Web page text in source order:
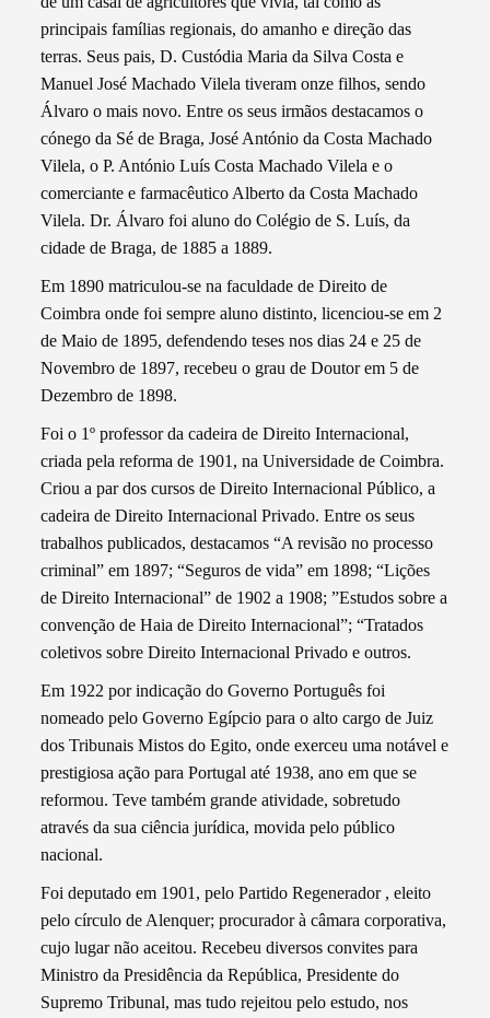
principais famílias regionais, do amanho e direção das
terras. Seus pais, D. Custódia Maria da Silva Costa e
Manuel José Machado Vilela tiveram onze filhos, sendo
Álvaro o mais novo. Entre os seus irmãos destacamos o
cónego da Sé de Braga, José António da Costa Machado
Vilela, o P. António Luís Costa Machado Vilela e o
comerciante e farmacêutico Alberto da Costa Machado
Vilela. Dr. Álvaro foi aluno do Colégio de S. Luís, da
cidade de Braga, de 1885 a 1889.
Em 1890 matriculou-se na faculdade de Direito de
Coimbra onde foi sempre aluno distinto, licenciou-se em 2
de Maio de 1895, defendendo teses nos dias 24 e 25 de
Novembro de 1897, recebeu o grau de Doutor em 5 de
Dezembro de 1898.
Foi o 1º professor da cadeira de Direito Internacional,
criada pela reforma de 1901, na Universidade de Coimbra.
Criou a par dos cursos de Direito Internacional Público, a
cadeira de Direito Internacional Privado. Entre os seus
trabalhos publicados, destacamos “A revisão no processo
criminal” em 1897; “Seguros de vida” em 1898; “Lições
de Direito Internacional” de 1902 a 1908; ”Estudos sobre a
convenção de Haia de Direito Internacional”; “Tratados
coletivos sobre Direito Internacional Privado e outros.
Em 1922 por indicação do Governo Português foi
nomeado pelo Governo Egípcio para o alto cargo de Juiz
dos Tribunais Mistos do Egito, onde exerceu uma notável e
prestigiosa ação para Portugal até 1938, ano em que se
reformou. Teve também grande atividade, sobretudo
através da sua ciência jurídica, movida pelo público
nacional.
Foi deputado em 1901, pelo Partido Regenerador , eleito
pelo círculo de Alenquer; procurador à câmara corporativa,
cujo lugar não aceitou. Recebeu diversos convites para
Ministro da Presidência da República, Presidente do
Supremo Tribunal, mas tudo rejeitou pelo estudo, nos